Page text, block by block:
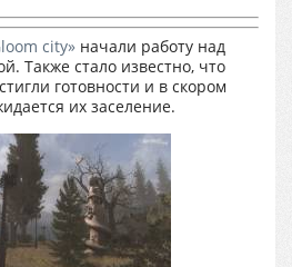
city» начали работу над
Также стало известно, что
готовности и в скором
их заселение.